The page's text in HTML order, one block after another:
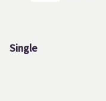
Single